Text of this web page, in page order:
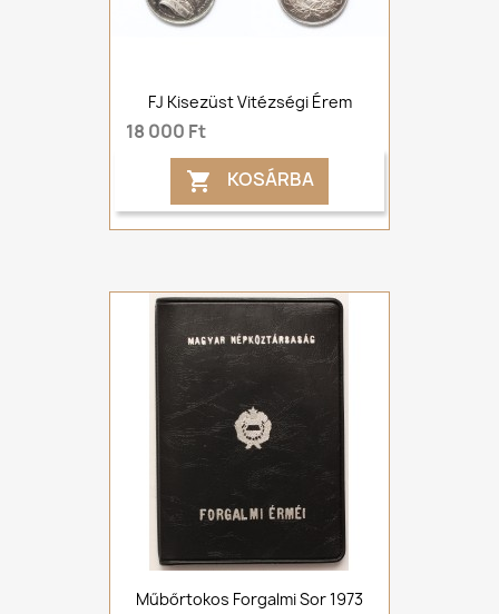
FJ Kisezüst Vitézségi Érem
18 000 Ft
 KOSÁRBA
Műbőrtokos Forgalmi Sor 1973